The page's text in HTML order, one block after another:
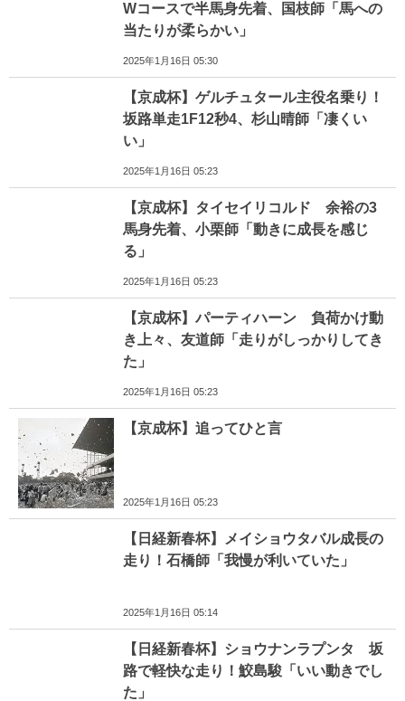
Wコースで半馬身先着、国枝師「馬への
当たりが柔らかい」
2025年1月16日 05:30
【京成杯】ゲルチュタール主役名乗り！
坂路単走1F12秒4、杉山晴師「凄くい
い」
2025年1月16日 05:23
【京成杯】タイセイリコルド 余裕の3
馬身先着、小栗師「動きに成長を感じ
る」
2025年1月16日 05:23
【京成杯】パーティハーン 負荷かけ動
き上々、友道師「走りがしっかりしてき
た」
2025年1月16日 05:23
【京成杯】追ってひと言
2025年1月16日 05:23
【日経新春杯】メイショウタバル成長の
走り！石橋師「我慢が利いていた」
2025年1月16日 05:14
【日経新春杯】ショウナンラプンタ 坂
路で軽快な走り！鮫島駿「いい動きでし
た」